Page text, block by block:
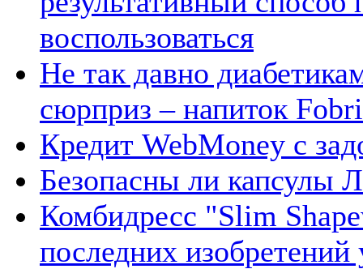
воспользоваться
Не так давно
сюрприз – напиток
Кредит WebMoney с
Безопасны ли капсулы
Комбидресс "Slim
последних